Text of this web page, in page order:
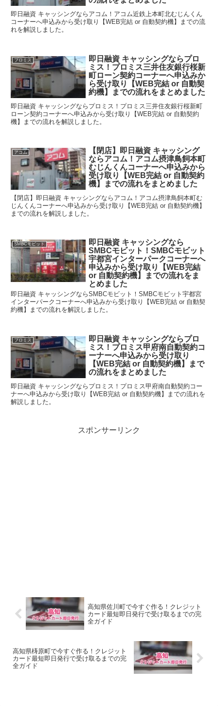
即日融資 キャッシングならアコム！アコム近鉄上本町北むじんくん
コーナーへ申込みから受け取り【WEB完結 or 自動契約機】までの流
れを解説しました。
プロミス
即日融資 キャッシングならプロ
ミス！プロミス三井住友銀行桜新
町ローン契約コーナーへ申込みか
ら受け取り【WEB完結 or 自動契
約機】までの流れをまとめました
即日融資 キャッシングならプロミス！プロミス三井住友銀行桜新町
ローン契約コーナーへ申込みから受け取り【WEB完結 or 自動契約
機】までの流れを解説しました。
アコム
【閉店】即日融資 キャッシング
ならアコム！アコム摂津鳥飼本町
むじんくんコーナーへ申込みから
受け取り【WEB完結 or 自動契約
機】までの流れをまとめました
【閉店】即日融資 キャッシングならアコム！アコム摂津鳥飼本町む
じんくんコーナーへ申込みから受け取り【WEB完結 or 自動契約機】
までの流れを解説しました。
SMBCモビット
即日融資 キャッシングなら
SMBCモビット！SMBCモビット
宇都宮インターパークコーナーへ
申込みから受け取り【WEB完結
or 自動契約機】までの流れをま
とめました
即日融資 キャッシングならSMBCモビット！SMBCモビット宇都宮
インターパークコーナーへ申込みから受け取り【WEB完結 or 自動契
約機】までの流れを解説しました。
プロミス
即日融資 キャッシングならプロ
ミス！プロミス甲府南自動契約コ
ーナーへ申込みから受け取り
【WEB完結 or 自動契約機】まで
の流れをまとめました
即日融資 キャッシングならプロミス！プロミス甲府南自動契約コー
ナーへ申込みから受け取り【WEB完結 or 自動契約機】までの流れを
解説しました。
スポンサーリンク
高知県佐川町で今すぐ作る！クレジット
カード最短即日発行で受け取るまでの完
全ガイド
高知県梼原町で今すぐ作る！クレジット
カード最短即日発行で受け取るまでの完
全ガイド